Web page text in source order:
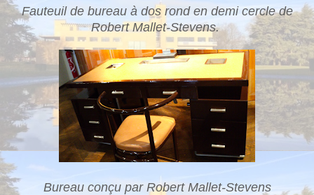
Fauteuil de bureau à dos rond en demi cercle de
Robert Mallet-Stevens.
Bureau conçu par Robert Mallet-Stevens